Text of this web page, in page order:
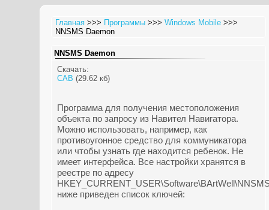
Главная >>> Программы >>>Windows Mobile >>>
NNSMS Daemon
NNSMS Daemon
Скачать:
CAB (29.62 кб)
Программа для получения местоположения
объекта по запросу из Навител Навигатора.
Можно использовать, например, как
противоугонное средство для коммуникатора
или чтобы узнать где находится ребенок. Не
имеет интерфейса. Все настройки хранятся в
реестре по адресу
ниже приведен список ключей: